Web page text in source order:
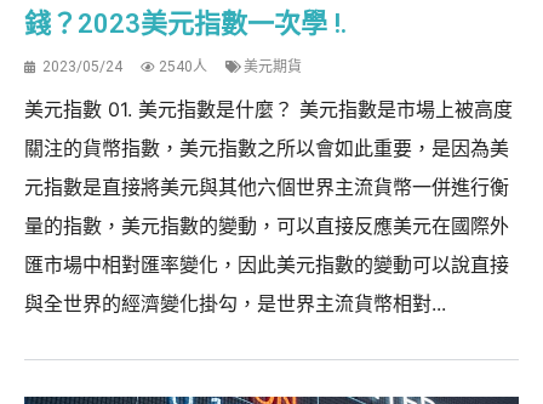
錢？2023美元指數一次學 !.
2023/05/24 2540人 美元期貨
美元指數 01. 美元指數是什麼？ 美元指數是市場上被高度
關注的貨幣指數，美元指數之所以會如此重要，是因為美
元指數是直接將美元與其他六個世界主流貨幣一併進行衡
量的指數，美元指數的變動，可以直接反應美元在國際外
匯市場中相對匯率變化，因此美元指數的變動可以說直接
與全世界的經濟變化掛勾，是世界主流貨幣相對...